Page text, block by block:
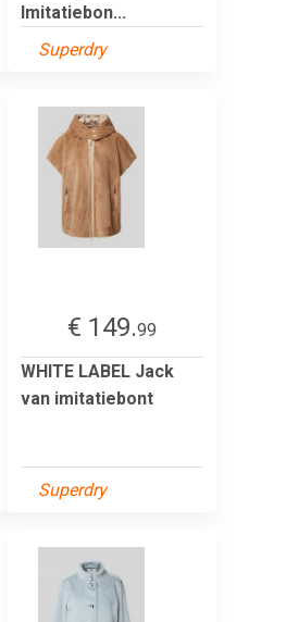
Imitatiebon...
Superdry
€ 149.99
WHITE LABEL Jack
van imitatiebont
Superdry